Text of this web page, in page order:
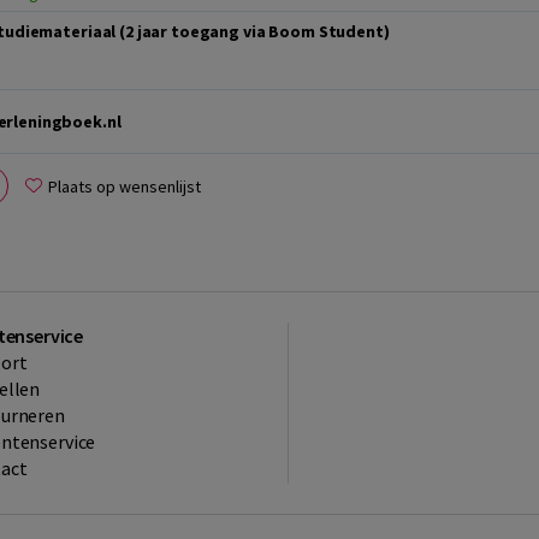
(2 jaar toegang via Boom Student)
Plaats op wensenlijst